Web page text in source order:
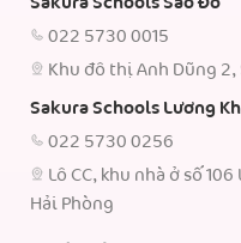
022 5730 0015
Khu đô thị Anh Dũng
Sakura Schools Lương
022 5730 0256
Lô CC, khu nhà ở số
Hải Phòng